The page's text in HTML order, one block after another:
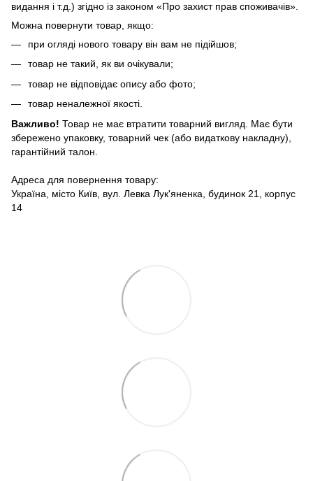
видання і т.д.) згідно із законом «Про захист прав споживачів».
Можна повернути товар, якщо:
при огляді нового товару він вам не підійшов;
товар не такий, як ви очікували;
товар не відповідає опису або фото;
товар неналежної якості.
Важливо! Товар не має втратити товарний вигляд. Має бути
збережено упаковку, товарний чек (або видаткову накладну),
гарантійний талон.
Адреса для повернення товару:
Україна, місто Київ, вул. Левка Лук'яненка, будинок 21, корпус
14